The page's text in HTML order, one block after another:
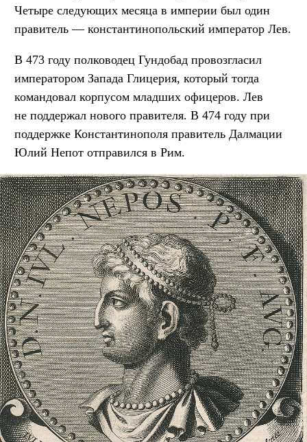
Четыре следующих месяца в империи был один
правитель — константинопольский император Лев.
В 473 году полководец Гундобад провозгласил
императором Запада Глицерия, который тогда
командовал корпусом младших офицеров. Лев
не поддержал нового правителя. В 474 году при
поддержке Константинополя правитель Далмации
Юлий Непот отправился в Рим.